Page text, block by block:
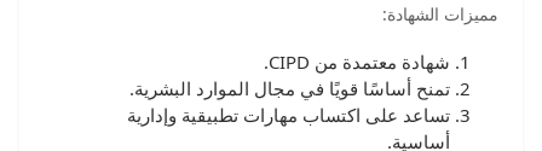
مميزات الشهادة:
شهادة معتمدة من CIPD.
تمنح أساسًا قويًا في مجال الموارد البشرية.
تساعد على اكتساب مهارات تطبيقية وإدارية
أساسية.